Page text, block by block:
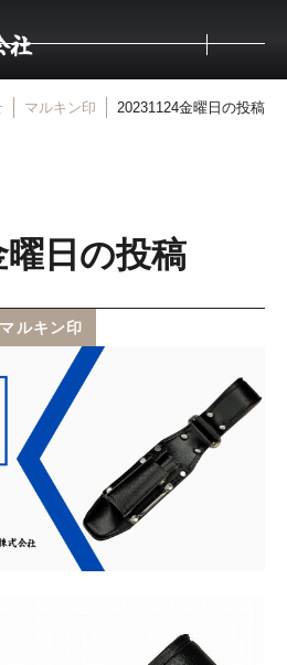
マルキン印 20231124金曜日の投稿
日の投稿
マルキン印